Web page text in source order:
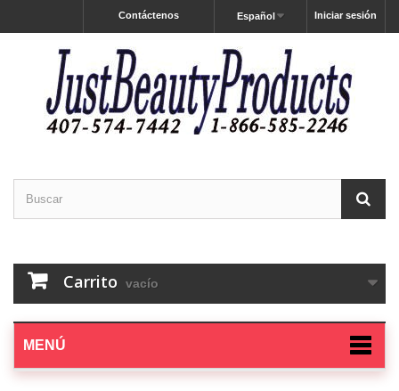
Iniciar sesión
Español
Contáctenos
Carrito vacío
MENÚ